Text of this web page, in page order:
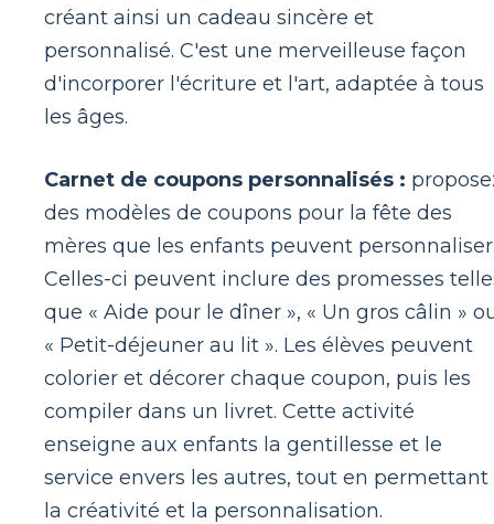
créant ainsi un cadeau sincère et
personnalisé. C'est une merveilleuse façon
d'incorporer l'écriture et l'art, adaptée à tous
les âges.
Carnet de coupons personnalisés :
des modèles de coupons pour la fête des
mères que les enfants peuvent
Celles-ci peuvent inclure des promesses
que « Aide pour le dîner », « Un gros câlin »
« Petit-déjeuner au lit ». Les élèves peuvent
colorier et décorer chaque coupon, puis les
compiler dans un livret. Cette activité
enseigne aux enfants la gentillesse et le
service envers les autres, tout en permettant
la créativité et la personnalisation.